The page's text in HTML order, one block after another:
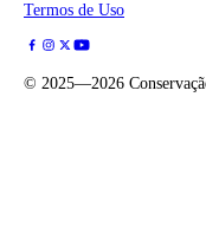
Termos de Uso
© 2025—2026